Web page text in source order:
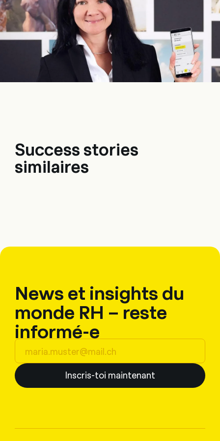
Success stories
similaires
News et insights du
monde RH – reste
informé-e
Inscris-toi maintenant